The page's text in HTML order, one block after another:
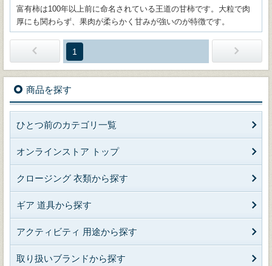
富有柿は100年以上前に命名されている王道の甘柿です。大粒で肉
厚にも関わらず、果肉が柔らかく甘みが強いのが特徴です。
1
商品を探す
ひとつ前のカテゴリ一覧
オンラインストア トップ
クロージング 衣類から探す
ギア 道具から探す
アクティビティ 用途から探す
取り扱いブランドから探す